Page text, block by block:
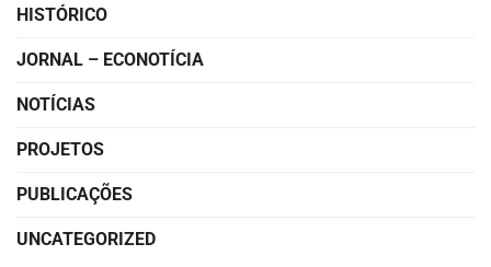
HISTÓRICO
JORNAL – ECONOTÍCIA
NOTÍCIAS
PROJETOS
PUBLICAÇÕES
UNCATEGORIZED